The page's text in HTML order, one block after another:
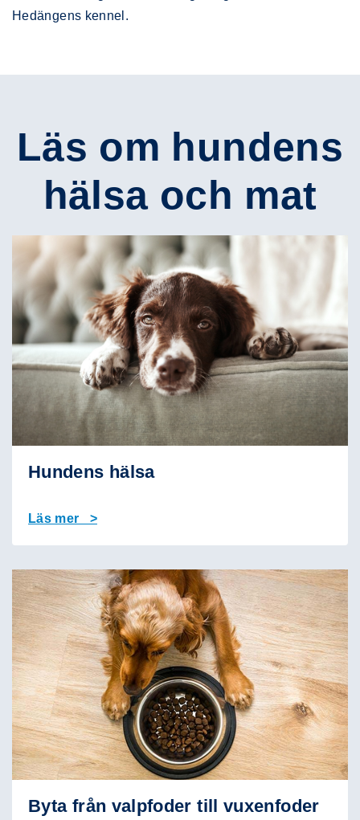
Hedängens kennel.
Läs om hundens
hälsa och mat
Hundens hälsa
Läs mer >
Byta från valpfoder till vuxenfoder